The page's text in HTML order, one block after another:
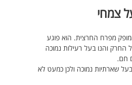
צמחי
מפרח החרצית. הוא פוגע
והנו בעל רעילות נמוכה
חם.
שארתיות נמוכה ולכן כמעט לא